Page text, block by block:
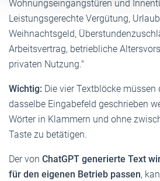
Wohnungseingangstüren und
Leistungsgerechte Vergütung,
Weihnachtsgeld,
Arbeitsvertrag, betriebliche
privaten Nutzung."
Wichtig: Die vier Textblöcke
dasselbe Eingabefeld geschrieben
Wörter in Klammern und ohne
Taste zu betätigen.
Der von ChatGPT generierte Text
für den eigenen Betrieb passen,